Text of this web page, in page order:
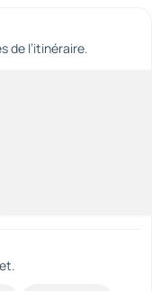
de l’itinéraire.